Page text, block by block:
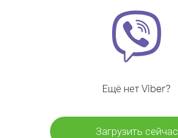
Ещё нет Viber?
Загрузить сейчас